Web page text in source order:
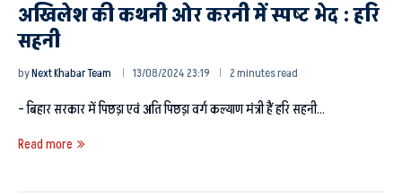
अखिलेश की कथनी ओर करनी में स्पष्ट भेद : हरि
सहनी
byNext Khabar Team 13/08/2024 23:19 2 minutes read
– बिहार सरकार में पिछड़ा एवं अति पिछड़ा वर्ग कल्याण मंत्री हैं हरि सहनी…
Read more